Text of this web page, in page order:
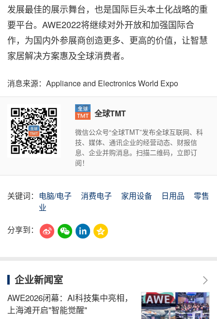
发展最佳的展示舞台，也是国际巨头本土化战略的重
要平台。AWE2022将继续对外开放和加强国际合
作，为国内外参展商创造更多、更高的价值，让智慧
家居解决方案惠及全球消费者。
消息来源：Appliance and Electronics World Expo
全球TMT
微信公众号“全球TMT”发布全球互联网、科
技、媒体、通讯企业的经营动态、财报信
息、企业并购消息。扫描二维码，立即订
阅！
关键词： 电脑/电子 消费电子 家用设备 日用品
零售
业
分享到：
企业新闻室
AWE2026闭幕：AI科技集中亮相，
上海滩开启"智能觉醒"